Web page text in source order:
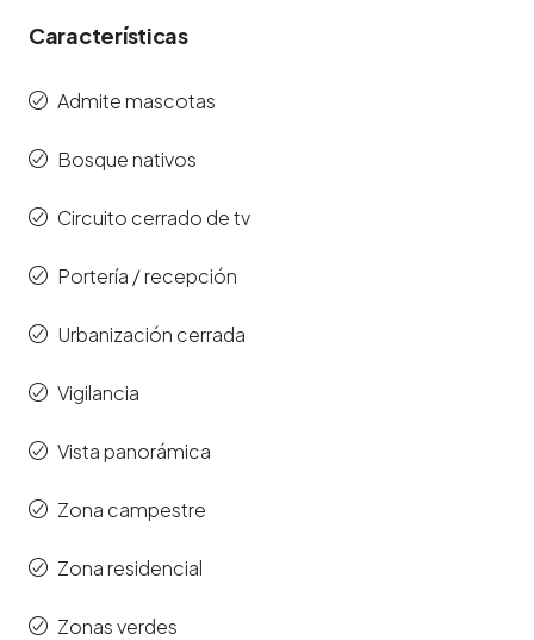
Características
Admite mascotas
Bosque nativos
Circuito cerrado de tv
Portería / recepción
Urbanización cerrada
Vigilancia
Vista panorámica
Zona campestre
Zona residencial
Zonas verdes